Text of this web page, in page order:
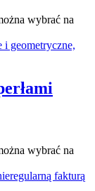
wybrać na
wybrać na